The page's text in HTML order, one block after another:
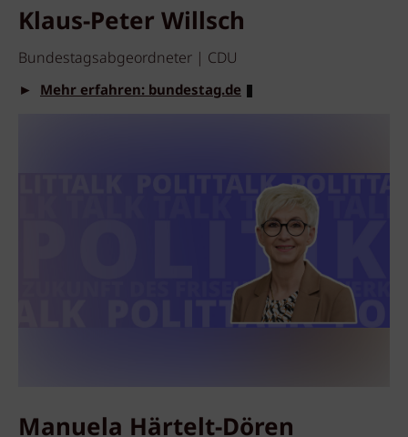
Klaus-Peter Willsch
Bundestagsabgeordneter | CDU
► Mehr erfahren: bundestag.de
Manuela Härtelt-Dören